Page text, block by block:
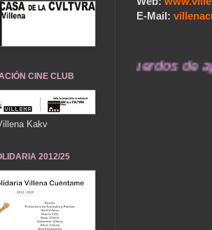
E-Mail:
Nuestros recuerdos de ayer
CINE CLUB
Kakv
2012/25